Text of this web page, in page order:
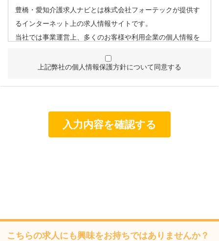
豊橋・愛知介護求人ナビとは株式会社フォーテックが提供す
るインターネット上の求人情報サイトです。
当社では事業運営上、多くのお客様や利用企業の個人情報を
して責任ある対応を実現するものとします。
個人情報は、適法かつ適正な方法で取得します。
上記弊社の個人情報保護方針について同意する
こちらの求人にも興味をお持ちではありませんか？